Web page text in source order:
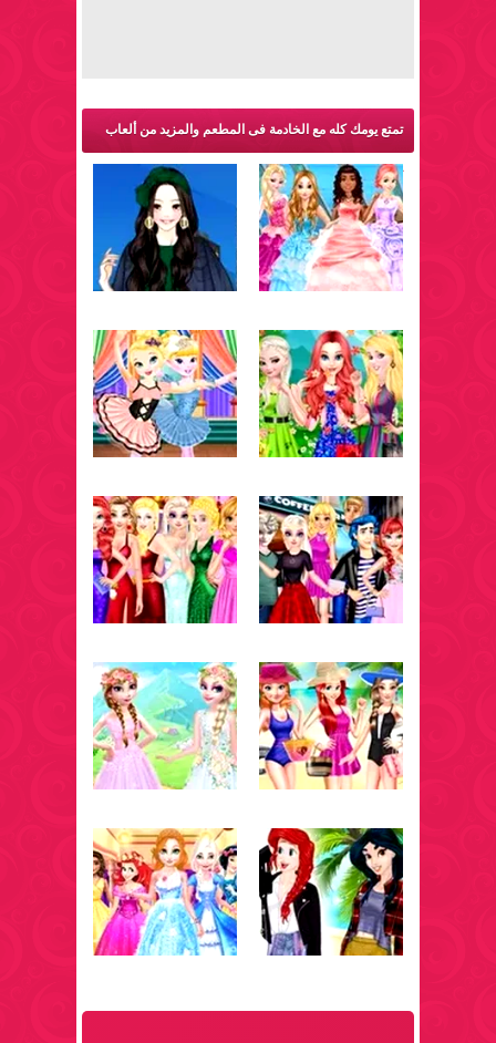
تمتع يومك كله مع الخادمة فى المطعم والمزيد من ألعاب
تلبيس: